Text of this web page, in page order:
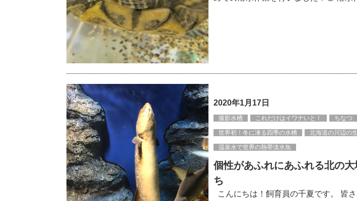
2020年1月17日
撮影水槽 これだけはイワナいと！ ちなつ
世界初！冬に凍る四季の水槽 北海道の川辺の
温泉水で世界の熱帯淡水魚
個性があふれにあふれる北の
ち
こんにちは！飼育員の千夏です。 皆